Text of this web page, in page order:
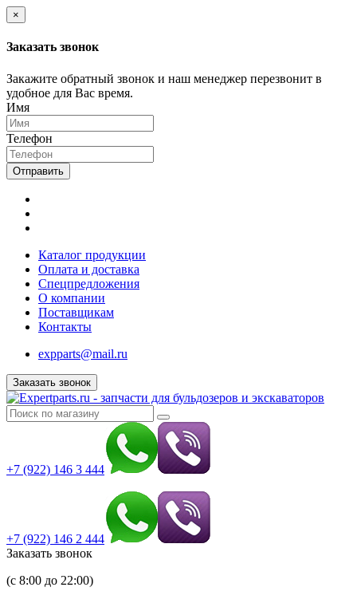
×
Заказать звонок
Закажите обратный звонок и наш менеджер перезвонит в
удобное для Вас время.
Имя
Телефон
Отправить
Каталог продукции
Оплата и доставка
Спецпредложения
О компании
Поставщикам
Контакты
expparts@mail.ru
Заказать звонок
+7 (922) 146 3 444
+7 (922) 146 2 444
Заказать звонок
(с 8:00 до 22:00)